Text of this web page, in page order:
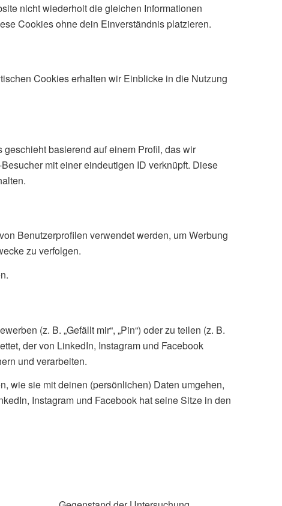
nicht wiederholt die gleichen Informationen
Cookies ohne dein Einverständnis platzieren.
Cookies erhalten wir Einblicke in die Nutzung
basierend auf einem Profil, das wir
mit einer eindeutigen ID verknüpft. Diese
Benutzerprofilen verwendet werden, um Werbung
zu verfolgen.
(z. B. „Gefällt mir“, „Pin“) oder zu teilen (z. B.
der von LinkedIn, Instagram und Facebook
und verarbeiten.
wie sie mit deinen (persönlichen) Daten umgehen,
Instagram und Facebook hat seine Sitze in den